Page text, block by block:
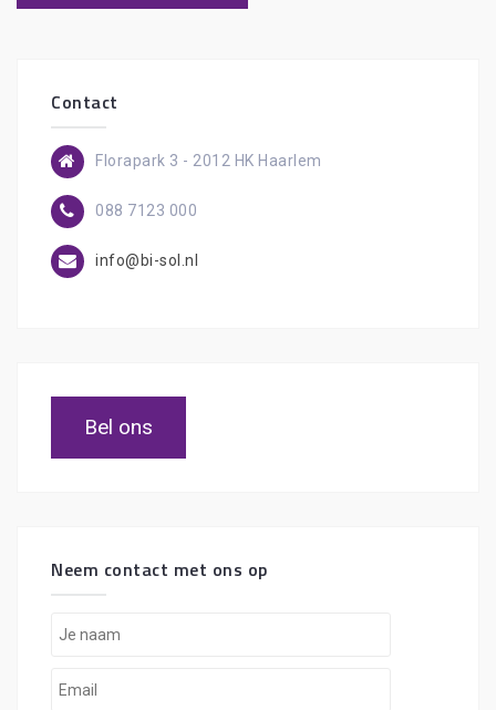
Contact
Florapark 3 - 2012 HK Haarlem
088 7123 000
info@bi-sol.nl
Bel ons
Neem contact met ons op